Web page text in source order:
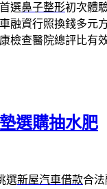
選鼻子整形初次體
融資行照換錢多元
檢查醫院總評比有
選購抽水肥
選新屋汽車借款合